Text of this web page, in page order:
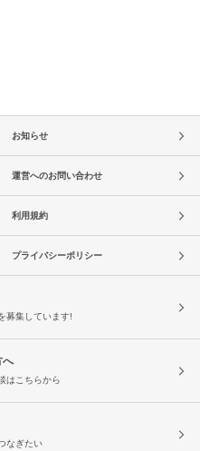
お知らせ
運営へのお問い合わせ
利用規約
プライバシーポリシー
募集しています!
へ
はこちらから
なぎたい